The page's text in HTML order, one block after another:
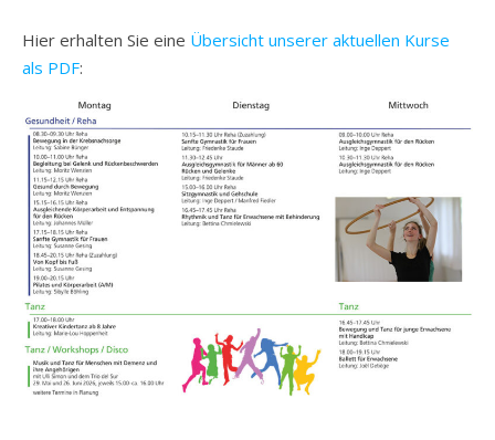
Hier erhalten Sie eine Übersicht unserer aktuellen Kurse
als PDF: